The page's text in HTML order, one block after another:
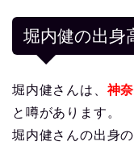
堀内健の出身
堀内健さんは、 神
と噂があります。
堀内健さんの出身